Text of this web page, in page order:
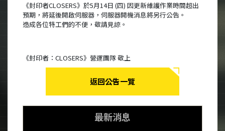
《封印者CLOSERS》於5月14日 (四) 因更新維護作業時間超出
預期，將延後開啟伺服器，伺服器開機消息將另行公告。
造成各位特工們的不便，敬請見諒。
《封印者：CLOSERS》營運團隊 敬上
返回公告一覽
最新消息